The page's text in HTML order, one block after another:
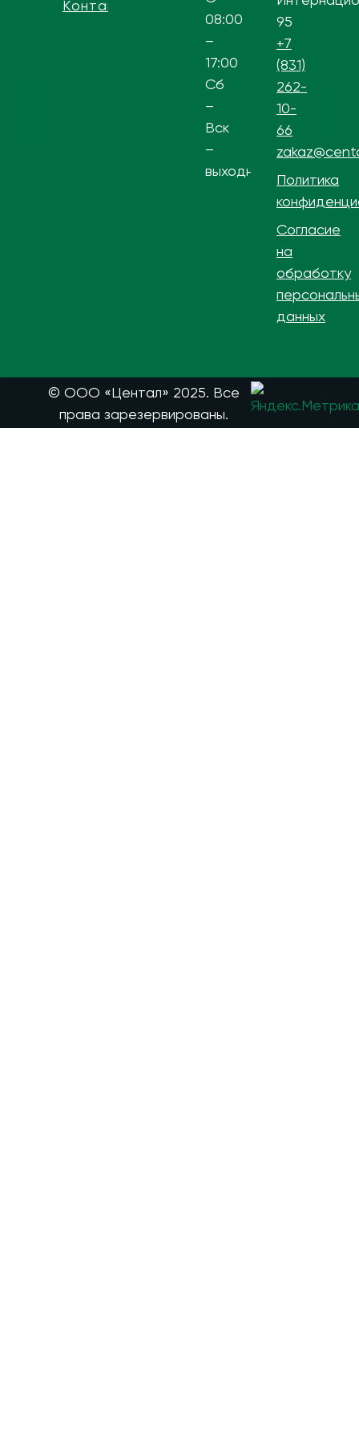
Контакты
08:00
–
17:00
Сб
–
Вск
–
выходной
95
+7
(831)
262-
10-
66
Политика
Согласие
на
обработку
данных
© ООО «Центал» 2025. Все
права зарезервированы.